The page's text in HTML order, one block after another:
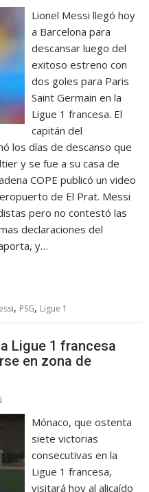
Lionel Messi llegó hoy
a Barcelona para
descansar luego del
exitoso estreno con
dos goles para Paris
Saint Germain en la
Ligue 1 francesa. El
capitán del
los días de descanso que
y se fue a su casa de
COPE publicó un video
de El Prat. Messi
pero no contestó las
declaraciones del
y…
, PSG, Ligue 1
Ligue 1 francesa
en zona de
Mónaco, que ostenta
siete victorias
consecutivas en la
Ligue 1 francesa,
visitará hoy al alicaído